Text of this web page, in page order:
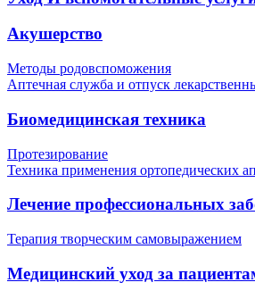
Акушерство
Методы родовспоможения
Аптечная служба и отпуск
Биомедицинская техника
Протезирование
Техника применения ортопедических
Лечение профессиональных
Терапия творческим самовыражением
Медицинский уход за